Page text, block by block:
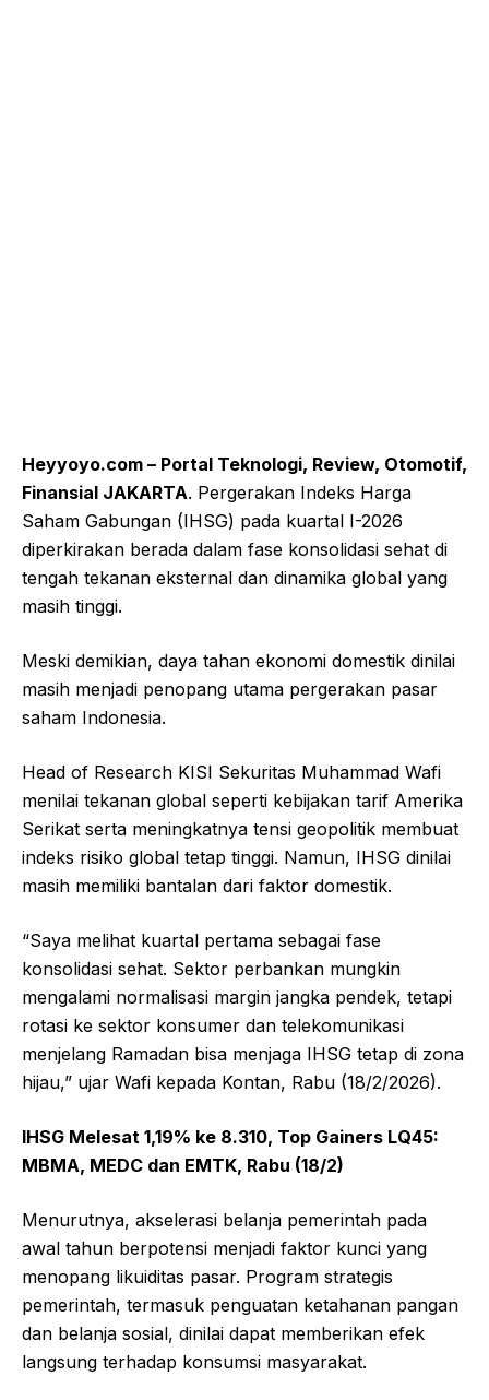
Heyyoyo.com – Portal Teknologi, Review, Otomotif,
Finansial JAKARTA. Pergerakan Indeks Harga
Saham Gabungan (IHSG) pada kuartal I-2026
diperkirakan berada dalam fase konsolidasi sehat di
tengah tekanan eksternal dan dinamika global yang
masih tinggi.
Meski demikian, daya tahan ekonomi domestik dinilai
masih menjadi penopang utama pergerakan pasar
saham Indonesia.
Head of Research KISI Sekuritas Muhammad Wafi
menilai tekanan global seperti kebijakan tarif Amerika
Serikat serta meningkatnya tensi geopolitik membuat
indeks risiko global tetap tinggi. Namun, IHSG dinilai
masih memiliki bantalan dari faktor domestik.
“Saya melihat kuartal pertama sebagai fase
konsolidasi sehat. Sektor perbankan mungkin
mengalami normalisasi margin jangka pendek, tetapi
rotasi ke sektor konsumer dan telekomunikasi
menjelang Ramadan bisa menjaga IHSG tetap di zona
hijau,” ujar Wafi kepada Kontan, Rabu (18/2/2026).
IHSG Melesat 1,19% ke 8.310, Top Gainers LQ45:
MBMA, MEDC dan EMTK, Rabu (18/2)
Menurutnya, akselerasi belanja pemerintah pada
awal tahun berpotensi menjadi faktor kunci yang
menopang likuiditas pasar. Program strategis
pemerintah, termasuk penguatan ketahanan pangan
dan belanja sosial, dinilai dapat memberikan efek
langsung terhadap konsumsi masyarakat.